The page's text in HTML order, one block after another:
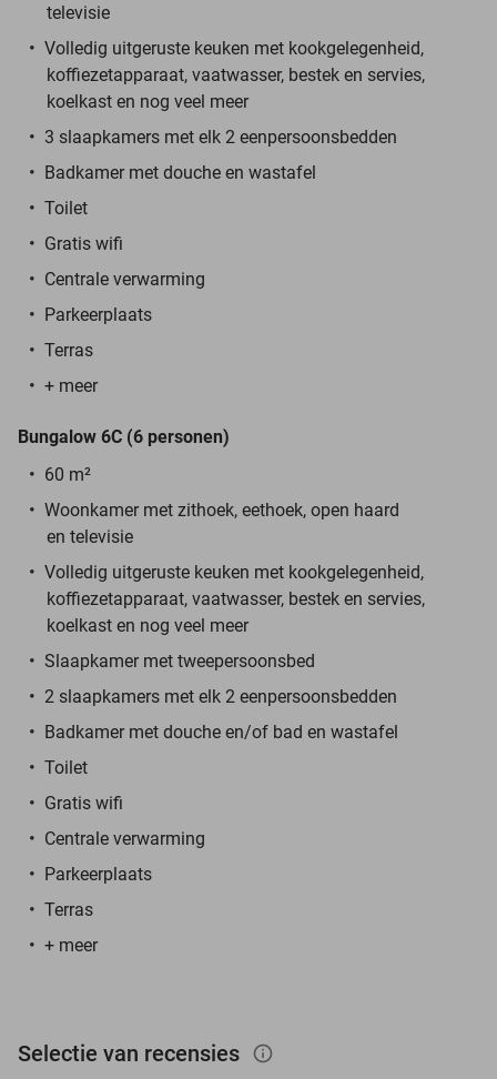
televisie
Volledig uitgeruste keuken met kookgelegenheid,
koffiezetapparaat, vaatwasser, bestek en servies,
koelkast en nog veel meer
3 slaapkamers met elk 2 eenpersoonsbedden
Badkamer met douche en wastafel
Toilet
Gratis wifi
Centrale verwarming
Parkeerplaats
Terras
+ meer
Bungalow 6C (6 personen)
60 m²
Woonkamer met zithoek, eethoek, open haard
en televisie
Volledig uitgeruste keuken met kookgelegenheid,
koffiezetapparaat, vaatwasser, bestek en servies,
koelkast en nog veel meer
Slaapkamer met tweepersoonsbed
2 slaapkamers met elk 2 eenpersoonsbedden
Badkamer met douche en/of bad en wastafel
Toilet
Gratis wifi
Centrale verwarming
Parkeerplaats
Terras
+ meer
Selectie van recensies info_outlined